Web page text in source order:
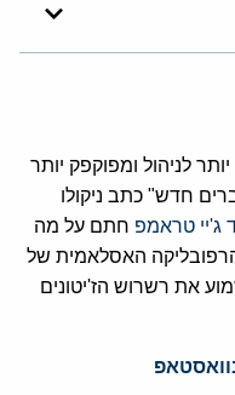
לניהול ומפוקפק יותר
חדש" כתב ניקולו
ג'יי טראמפ חתם על מה
האסלאמית של
את רשרוש הז'יטונים